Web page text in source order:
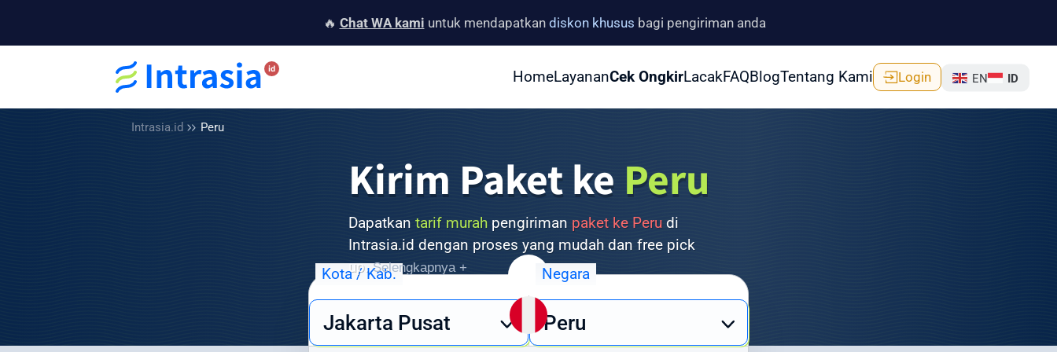
🔥 Chat WA kami untuk mendapatkan diskon khusus bagi pengiriman anda
HomeLayananCek OngkirLacakFAQBlogTentang Kami Login EN ID
Intrasia.id Peru
Kirim Paket ke Peru
Dapatkan tarif murahpengiriman paket ke Perudi
Intrasia.id dengan proses yang mudah dan free pick
up.Selengkapnya +
Butuh layanan pengiriman barang ke Peru yang cepat, aman, dan
ekonomis? Intrasia.id hadir sebagai solusi terpercaya untuk
Kota / Kab.
Jakarta Pusat
Negara
Peru